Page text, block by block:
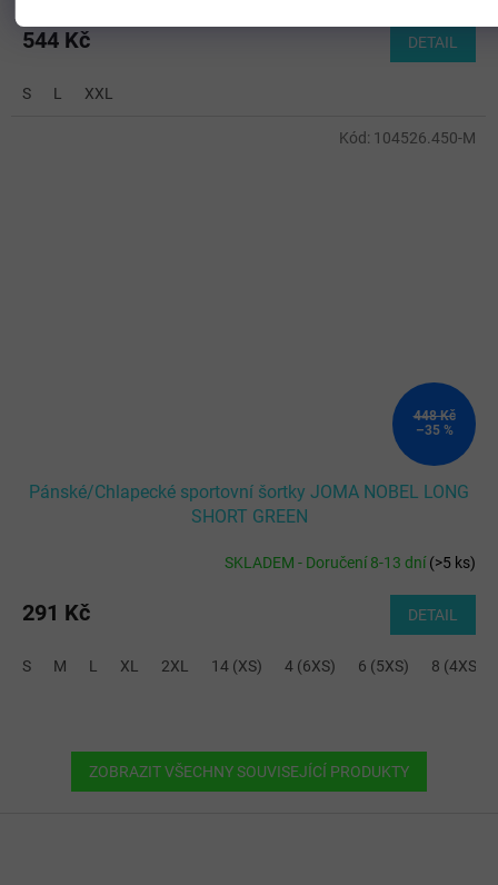
544 Kč DETAIL
S L XXL
448 Kč
–35 %
Pánské/Chlapecké sportovní šortky JOMA NOBEL LONG
SHORT GREEN
SKLADEM - Doručení 8-13 dní(>5 ks)
291 Kč DETAIL
S M L XL 2XL 14 (XS) 4 (6XS) 6 (5XS) 8 (4XS)
Kód: 104526.450-M
ZOBRAZIT VŠECHNY SOUVISEJÍCÍ PRODUKTY